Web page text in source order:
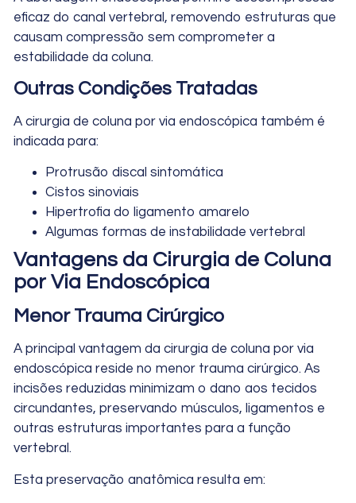
eficaz do canal vertebral, removendo estruturas que
causam compressão sem comprometer a
estabilidade da coluna.
Outras Condições Tratadas
A cirurgia de coluna por via endoscópica também é
indicada para:
Protrusão discal sintomática
Cistos sinoviais
Hipertrofia do ligamento amarelo
Algumas formas de instabilidade vertebral
Vantagens da Cirurgia de Coluna
por Via Endoscópica
Menor Trauma Cirúrgico
A principal vantagem da cirurgia de coluna por via
endoscópica reside no menor trauma cirúrgico. As
incisões reduzidas minimizam o dano aos tecidos
circundantes, preservando músculos, ligamentos e
outras estruturas importantes para a função
vertebral.
Esta preservação anatômica resulta em: